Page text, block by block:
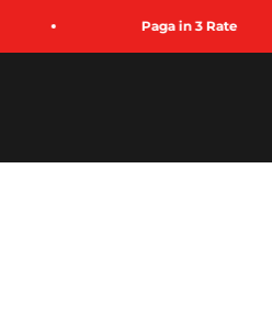
Paga in 3 Rate